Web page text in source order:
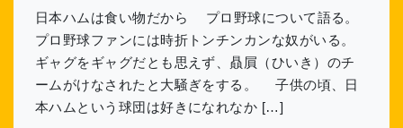
日本ハムは食い物だから プロ野球について語る。
プロ野球ファンには時折トンチンカンな奴がいる。
ギャグをギャグだとも思えず、贔屓（ひいき）のチ
ームがけなされたと大騒ぎをする。 子供の頃、日
本ハムという球団は好きになれなか […]